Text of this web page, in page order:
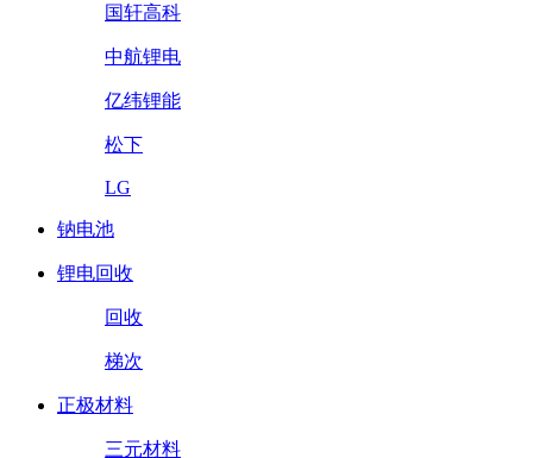
国轩高科
中航锂电
亿纬锂能
松下
LG
钠电池
锂电回收
回收
梯次
正极材料
三元材料